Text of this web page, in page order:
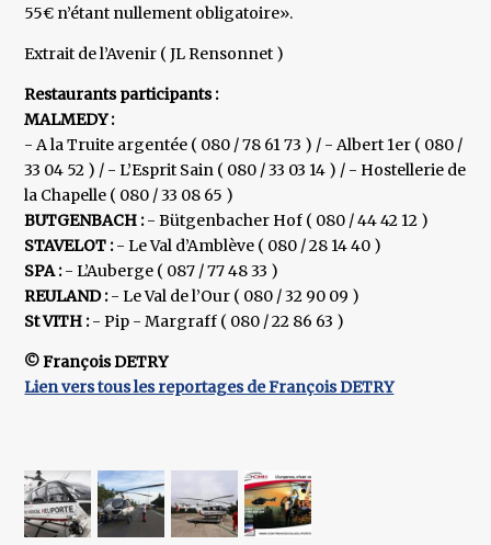
55€ n’étant nullement obligatoire».
Extrait de l’Avenir ( JL Rensonnet )
Restaurants participants :
MALMEDY :
- A la Truite argentée ( 080 / 78 61 73 ) / - Albert 1er ( 080 /
33 04 52 ) / - L’Esprit Sain ( 080 / 33 03 14 ) / - Hostellerie de
la Chapelle ( 080 / 33 08 65 )
BUTGENBACH :- Bütgenbacher Hof ( 080 / 44 42 12 )
STAVELOT :- Le Val d’Amblève ( 080 / 28 14 40 )
SPA :- L’Auberge ( 087 / 77 48 33 )
REULAND :- Le Val de l’Our ( 080 / 32 90 09 )
St VITH :- Pip - Margraff ( 080 / 22 86 63 )
© François DETRY
Lien vers tous les reportages de François DETRY